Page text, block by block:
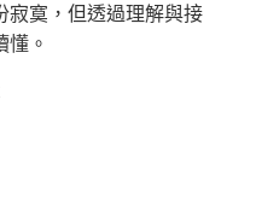
寂寞，但透過理解與接
懂。